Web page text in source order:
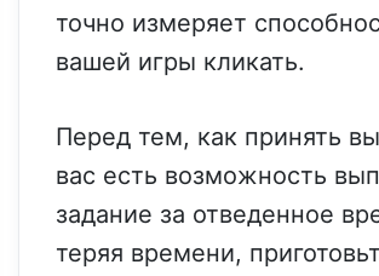
точно измеряет
вашей игры кликать.
Перед тем, как принять
вас есть возможность
задание за отведенное
теряя времени,